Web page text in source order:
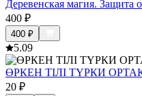
Деревенская магия. Защита
400 ₽
400 ₽
5.09
ӨРКЕН ТІЛІ ТҮРКИ
20 ₽